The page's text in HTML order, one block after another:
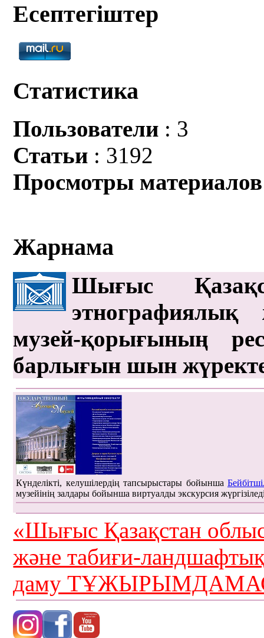
Есептегіштер
Статистика
Пользователи : 3
Статьи : 3192
Просмотры материалов
Жарнама
Шығыс
этнографиялық
музей-қорығының
барлығын шын
Күнделікті, келушілердің тапсырыстары бойынша
музейінің залдары бойынша виртуалды экскурсия
«Шығыс Қазақстан
және табиғи-
даму